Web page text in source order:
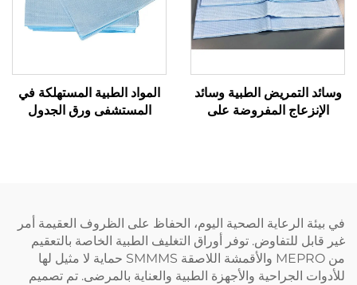
وسائد التمريض الطبية وسائد
الإنزعاج المفروضة على
المواد الطبية المستهلكة في
المستشفى ورق الجدول
في بيئة الرعاية الصحية اليوم، الحفاظ على الظروف العقيمة أمر
غير قابل للتفاوض. توفر أوراق التغليف الطبية الخاصة بالتعقيم
من MEPRO والأقمشة اللاصقة SMMMS حماية لا مثيل لها
للأدوات الجراحية والأجهزة الطبية والعناية بالمرضى. تم تصميم